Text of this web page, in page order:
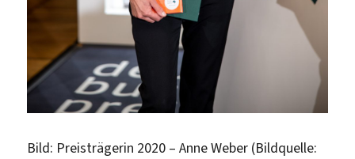
Bild: Preisträgerin 2020 – Anne Weber (Bildquelle: